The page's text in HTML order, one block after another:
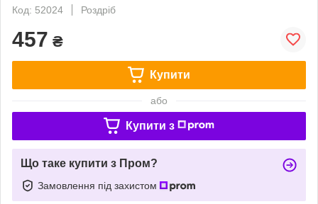
Код: 52024
Роздріб
457 ₴
Купити
або
Купити з
Що таке купити з Пром?
Замовлення під захистом